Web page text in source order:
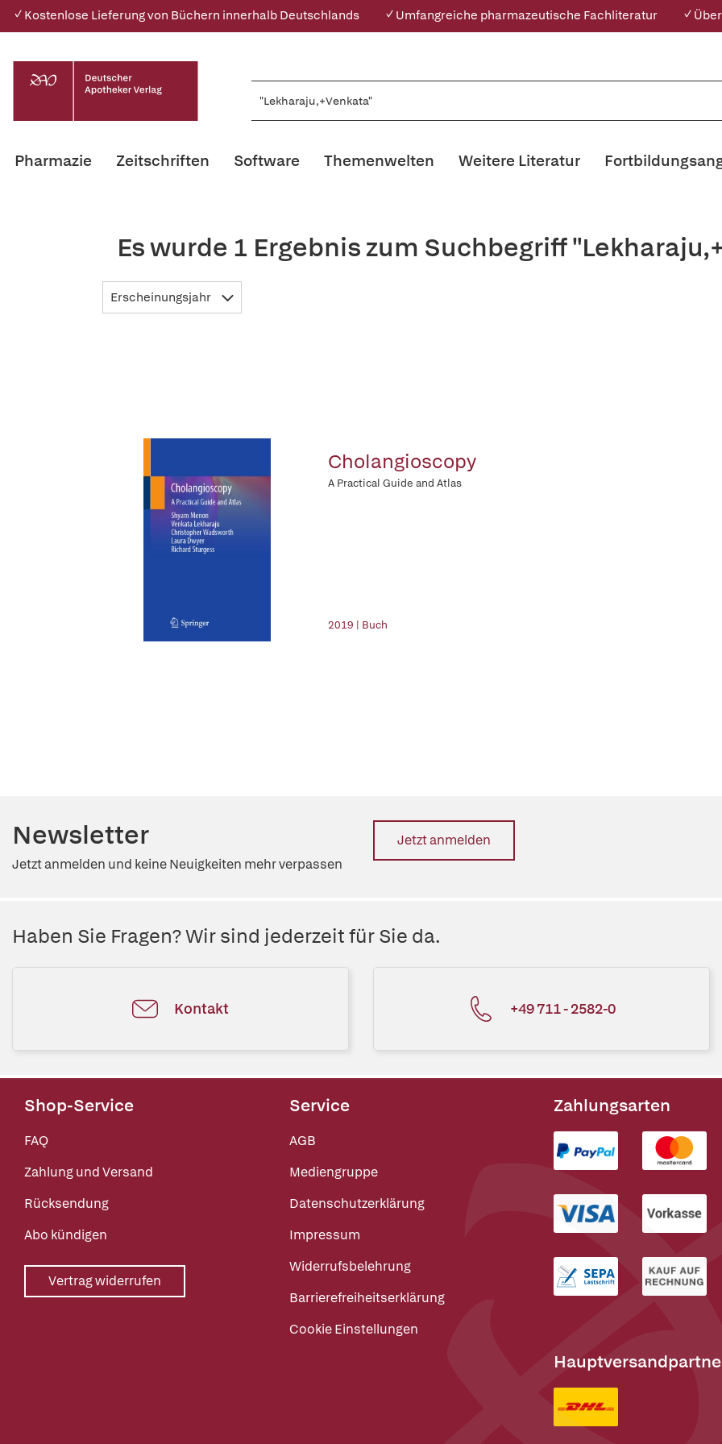
✓ Kostenlose Lieferung von Büchern innerhalb Deutschlands ✓ Umfangreiche pharmazeutische Fachliteratur ✓
Pharmazie Zeitschriften Software Themenwelten Weitere Literatur
Es wurde 1 Ergebnis zum Suchbegriff
Erscheinungsjahr
Cholangioscopy
A Practical Guide and Atlas
2019 | Buch
Newsletter
Jetzt anmelden und keine Neuigkeiten mehr verpassen
Jetzt anmelden
Haben Sie Fragen? Wir sind jederzeit für Sie da.
Kontakt +49 711 - 2582-0
Shop-Service
FAQ
Zahlung und Versand
Rücksendung
Abo kündigen
Vertrag widerrufen
Service
AGB
Mediengruppe
Datenschutzerklärung
Impressum
Widerrufsbelehrung
Barrierefreiheitserklärung
Cookie Einstellungen
Zahlungsarten